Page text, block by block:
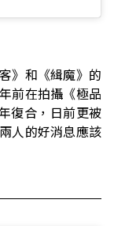
》和《緝魔》的
前在拍攝《極品
復合，日前更被
人的好消息應該